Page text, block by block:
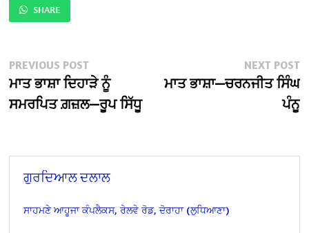
SHARE
Post
navigation
PREVIOUS POSTPrevious
post:
ਮਾਤ ਭਾਸ਼ਾ ਦਿਹਾੜੇ ਨੂੰ
ਸਮਰਪਿਤ ਗ਼ਜ਼ਲ—ਰੂਪ ਸਿੱਧੂ
NEXT POST
ਮਾਤ ਭਾਸ਼ਾ—ਚਰਨਜੀਤ ਸਿੰਘ
ਪੰਨੂ
ਗੁਰਦਿਆਲ ਦਲਾਲ
ਸਾਹਮਣੇ ਆਹੂਜਾ ਕੰਪਲੈਕਸ, ਰੇਲਵੇ ਰੋਡ, ਦੋਰਾਹਾ (ਲੁਧਿਆਣਾ)